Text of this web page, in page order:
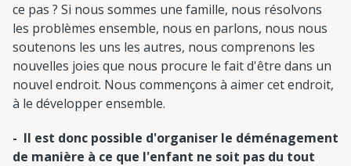
ce pas ? Si nous sommes une famille, nous résolvons
les problèmes ensemble, nous en parlons, nous nous
soutenons les uns les autres, nous comprenons les
nouvelles joies que nous procure le fait d'être dans un
nouvel endroit. Nous commençons à aimer cet endroit,
à le développer ensemble.
- Il est donc possible d'organiser le déménagement
de manière à ce que l'enfant ne soit pas du tout